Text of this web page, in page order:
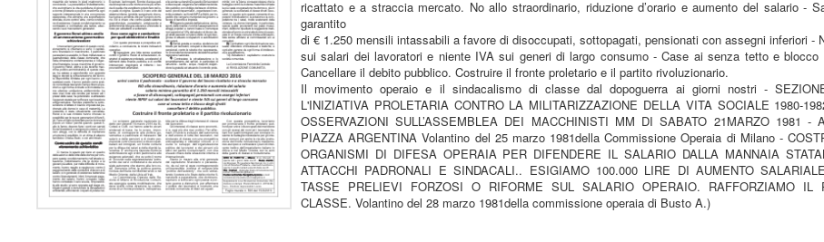
ricattato e a straccia mercato. No allo straordinario, riduzione d’orario e aumento del salario -
garantito
di € 1.250 mensili intassabili a favore di disoccupati, sottopagati, pensionati con assegni inferiori -
sui salari dei lavoratori e niente IVA sui generi di largo consumo - Case ai senza tetto e
Cancellare il debito pubblico. Costruire il fronte proletario e il partito rivoluzionario.
Il movimento operaio e il sindacalismo di classe dal dopoguerra ai giorni nostri -
L'INIZIATIVA PROLETARIA CONTRO LA MILITARIZZAZIONE DELLA VITA SOCIALE 1980-
OSSERVAZIONI SULL’ASSEMBLEA DEI MACCHINISTI MM DI SABATO 21MARZO 1981 -
PIAZZA ARGENTINA Volantino del 25 marzo 1981della Commissione Operaia di Milano -
ORGANISMI DI DIFESA OPERAIA PER DIFENDERE IL SALARIO DALLA MANNAIA
ATTACCHI PADRONALI E SINDACALI.. ESIGIAMO 100.000 LIRE DI AUMENTO
TASSE PRELIEVI FORZOSI O RIFORME SUL SALARIO OPERAIO. RAFFORZIAMO IL
CLASSE. Volantino del 28 marzo 1981della commissione operaia di Busto A.)